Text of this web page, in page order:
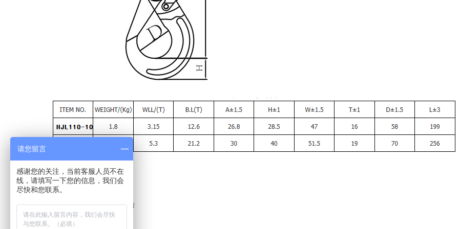
上一个：G100强力环吊装组合
下一个：细筋大开口钩
请您留言
感谢您的关注，当前客服人员不在
线，请填写一下您的信息，我们会
尽快和您联系。